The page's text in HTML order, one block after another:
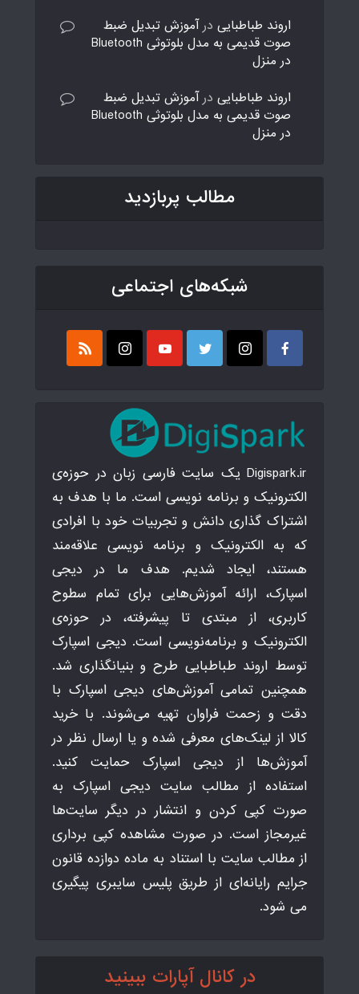
اروند طباطبایی درآموزش تبدیل ضبط
صوت قدیمی به مدل بلوتوثی Bluetooth
در منزل
اروند طباطبایی درآموزش تبدیل ضبط
صوت قدیمی به مدل بلوتوثی Bluetooth
در منزل
مطالب پربازدید
شبکه‌های اجتماعی
Digispark.ir یک سایت فارسی زبان در حوزه‌ی
الکترونیک و برنامه نویسی است. ما با هدف به
اشتراک گذاری دانش و تجربیات خود با افرادی
که به الکترونیک و برنامه نویسی علاقه‌مند
هستند، ایجاد شدیم. هدف ما در دیجی
اسپارک، ارائه آموزش‌هایی برای تمام سطوح
کاربری، از مبتدی تا پیشرفته، در حوزه‌ی
الکترونیک و برنامه‌نویسی است. دیجی اسپارک
توسط اروند طباطبایی طرح و بنیانگذاری شد.
همچنین تمامی آموزش‌های دیجی اسپارک با
دقت و زحمت فراوان تهیه می‌شوند. با خرید
کالا از لینک‌های معرفی شده و یا ارسال نظر در
آموزش‌ها از دیجی اسپارک حمایت کنید.
استفاده از مطالب سایت دیجی اسپارک به
صورت کپی کردن و انتشار در دیگر سایت‌ها
غیرمجاز است. در صورت مشاهده کپی برداری
از مطالب سایت با استناد به ماده دوازده قانون
جرایم رایانه‌ای از طریق پلیس سایبری پیگیری
می شود.
در کانال آپارات ببینید